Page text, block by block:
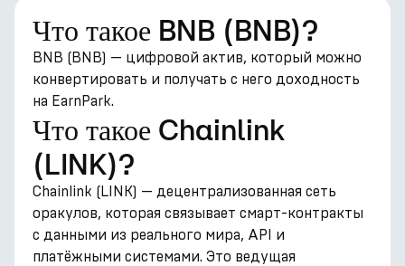
Что такое BNB (BNB)?
BNB (BNB) — цифровой актив, который можно
конвертировать и получать с него доходность
на EarnPark.
Что такое Chainlink
(LINK)?
Chainlink (LINK) — децентрализованная сеть
оракулов, которая связывает смарт-контракты
с данными из реального мира, API и
платёжными системами. Это ведущая